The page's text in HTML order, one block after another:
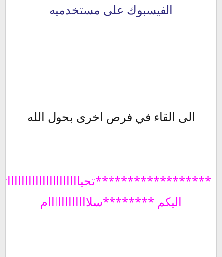
الفيسبوك على مستخدميه
الى القاء في فرص اخرى بحول الله
اليكم ********سلاااااااااااام